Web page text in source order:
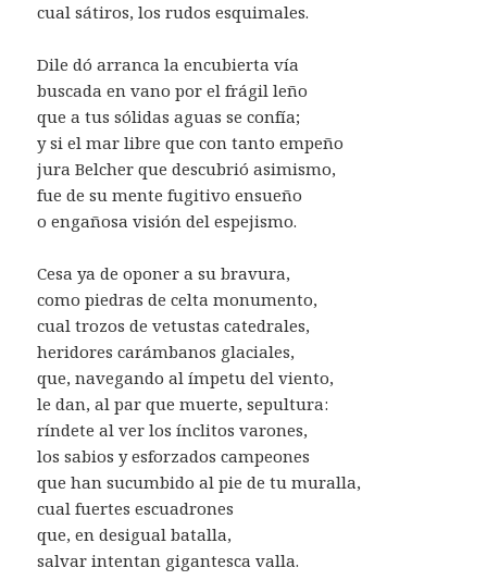
cual sátiros, los rudos esquimales.
Dile dó arranca la encubierta vía
buscada en vano por el frágil leño
que a tus sólidas aguas se confía;
y si el mar libre que con tanto empeño
jura Belcher que descubrió asimismo,
fue de su mente fugitivo ensueño
o engañosa visión del espejismo.
Cesa ya de oponer a su bravura,
como piedras de celta monumento,
cual trozos de vetustas catedrales,
heridores carámbanos glaciales,
que, navegando al ímpetu del viento,
le dan, al par que muerte, sepultura:
ríndete al ver los ínclitos varones,
los sabios y esforzados campeones
que han sucumbido al pie de tu muralla,
cual fuertes escuadrones
que, en desigual batalla,
salvar intentan gigantesca valla.